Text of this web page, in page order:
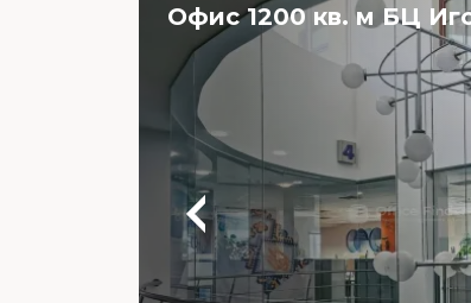
Офис 1200 кв. м БЦ